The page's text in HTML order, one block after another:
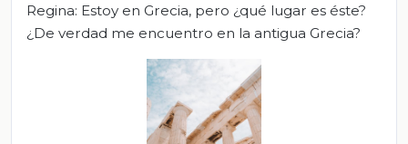
Regina: Estoy en Grecia, pero ¿qué lugar es éste?
¿De verdad me encuentro en la antigua Grecia?